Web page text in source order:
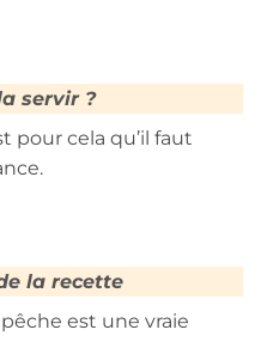
servir ?
pour cela qu’il faut
la recette
est une vraie